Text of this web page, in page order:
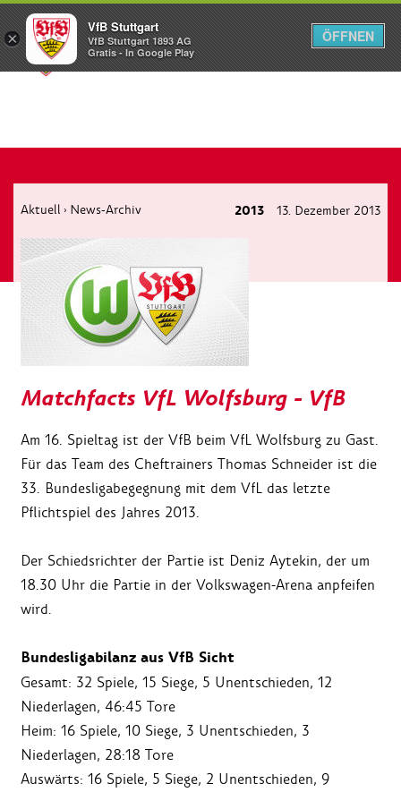
Menü
Aktuell › News-Archiv 2013 13. Dezember 2013
Matchfacts VfL Wolfsburg - VfB
Am 16. Spieltag ist der VfB beim VfL Wolfsburg zu Gast.
Für das Team des Cheftrainers Thomas Schneider ist die
33. Bundesligabegegnung mit dem VfL das letzte
Pflichtspiel des Jahres 2013.
Der Schiedsrichter der Partie ist Deniz Aytekin, der um
18.30 Uhr die Partie in der Volkswagen-Arena anpfeifen
wird.
Bundesligabilanz aus VfB Sicht
Gesamt: 32 Spiele, 15 Siege, 5 Unentschieden, 12
Niederlagen, 46:45 Tore
Heim: 16 Spiele, 10 Siege, 3 Unentschieden, 3
Niederlagen, 28:18 Tore
Auswärts: 16 Spiele, 5 Siege, 2 Unentschieden, 9
×
VfB Stuttgart
VfB Stuttgart 1893 AG
Gratis - In Google Play
ÖFFNEN